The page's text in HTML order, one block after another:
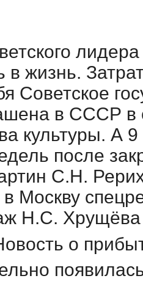
в жизнь.
Советское
в СССР в
культуры. А
после
С.Н.
Москву
Н.С. Хрущёва
о